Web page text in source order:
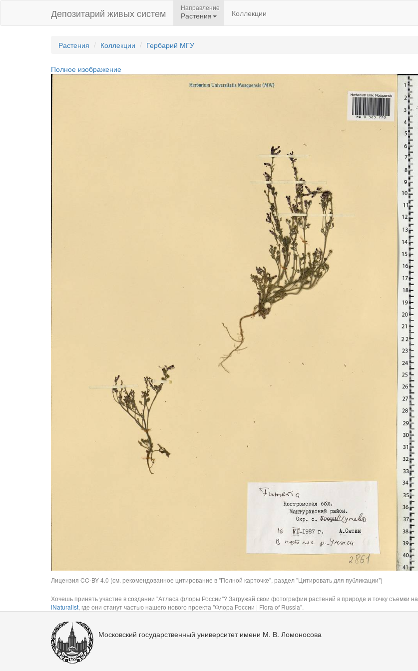
Депозитарий живых систем Направление
Растения Коллекции
Растения Коллекции Гербарий МГУ
Полное изображение
Лицензия CC-BY 4.0 (см. рекомендованное цитирование в "Полной карточке", раздел "Цитировать для публикации")
Хочешь принять участие в создании "Атласа флоры России"? Загружай свои фотографии растений в природе и точку съемки на
iNaturalist, где они станут частью нашего нового проекта "Флора России | Flora of Russia".
Московский государственный университет имени М. В. Ломоносова